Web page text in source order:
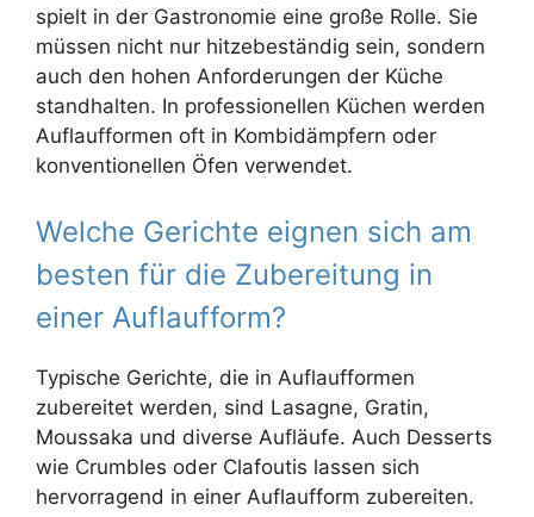
spielt in der Gastronomie eine große Rolle. Sie
müssen nicht nur hitzebeständig sein, sondern
auch den hohen Anforderungen der Küche
standhalten. In professionellen Küchen werden
Auflaufformen oft in Kombidämpfern oder
konventionellen Öfen verwendet.
Welche Gerichte eignen sich am
besten für die Zubereitung in
einer Auflaufform?
Typische Gerichte, die in Auflaufformen
zubereitet werden, sind Lasagne, Gratin,
Moussaka und diverse Aufläufe. Auch Desserts
wie Crumbles oder Clafoutis lassen sich
hervorragend in einer Auflaufform zubereiten.